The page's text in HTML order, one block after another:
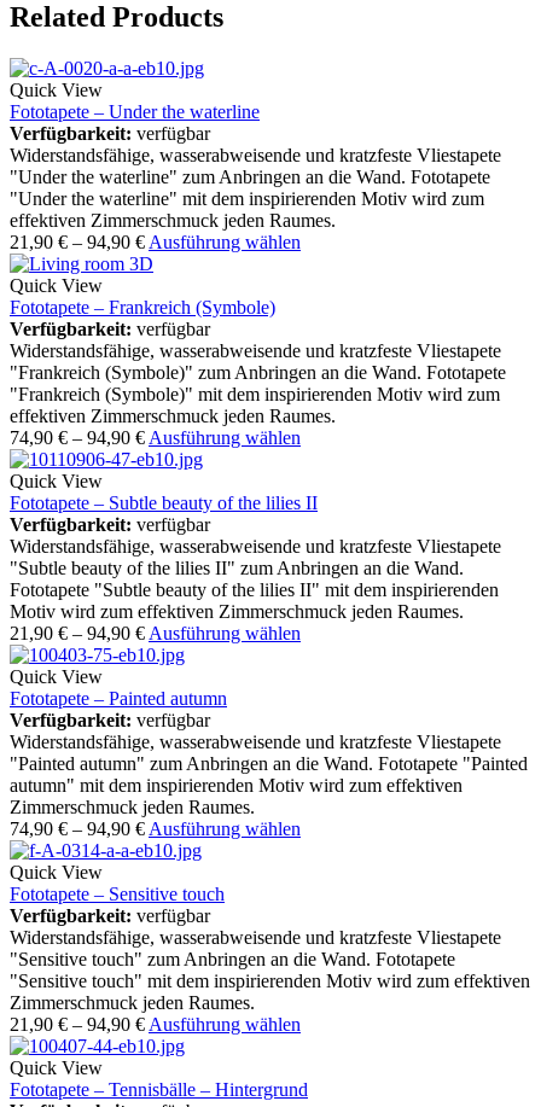
Related Products
Quick View
Fototapete – Under the waterline
Verfügbarkeit: verfügbar
Widerstandsfähige, wasserabweisende und kratzfeste Vliestapete
"Under the waterline" zum Anbringen an die Wand. Fototapete
"Under the waterline" mit dem inspirierenden Motiv wird zum
effektiven Zimmerschmuck jeden Raumes.
21,90 € – 94,90 € Ausführung wählen
Quick View
Fototapete – Frankreich (Symbole)
Verfügbarkeit: verfügbar
Widerstandsfähige, wasserabweisende und kratzfeste Vliestapete
"Frankreich (Symbole)" zum Anbringen an die Wand. Fototapete
"Frankreich (Symbole)" mit dem inspirierenden Motiv wird zum
effektiven Zimmerschmuck jeden Raumes.
74,90 € – 94,90 € Ausführung wählen
Quick View
Fototapete – Subtle beauty of the lilies II
Verfügbarkeit: verfügbar
Widerstandsfähige, wasserabweisende und kratzfeste Vliestapete
"Subtle beauty of the lilies II" zum Anbringen an die Wand.
Fototapete "Subtle beauty of the lilies II" mit dem inspirierenden
Motiv wird zum effektiven Zimmerschmuck jeden Raumes.
21,90 € – 94,90 € Ausführung wählen
Quick View
Fototapete – Painted autumn
Verfügbarkeit: verfügbar
Widerstandsfähige, wasserabweisende und kratzfeste Vliestapete
"Painted autumn" zum Anbringen an die Wand. Fototapete "Painted
autumn" mit dem inspirierenden Motiv wird zum effektiven
Zimmerschmuck jeden Raumes.
74,90 € – 94,90 € Ausführung wählen
Quick View
Fototapete – Sensitive touch
Verfügbarkeit: verfügbar
Widerstandsfähige, wasserabweisende und kratzfeste Vliestapete
"Sensitive touch" zum Anbringen an die Wand. Fototapete
"Sensitive touch" mit dem inspirierenden Motiv wird zum effektiven
Zimmerschmuck jeden Raumes.
21,90 € – 94,90 € Ausführung wählen
Quick View
Fototapete – Tennisbälle – Hintergrund